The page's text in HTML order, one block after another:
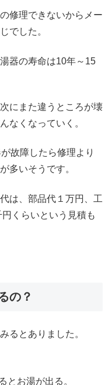
修理できないからメー
でした。
器の寿命は10年～15
にまた違うところが壊
なくなっていく。
故障したら修理より
多いそうです。
は、部品代１万円、工
くらいという見積も
の？
るとありました。
とお湯が出る。